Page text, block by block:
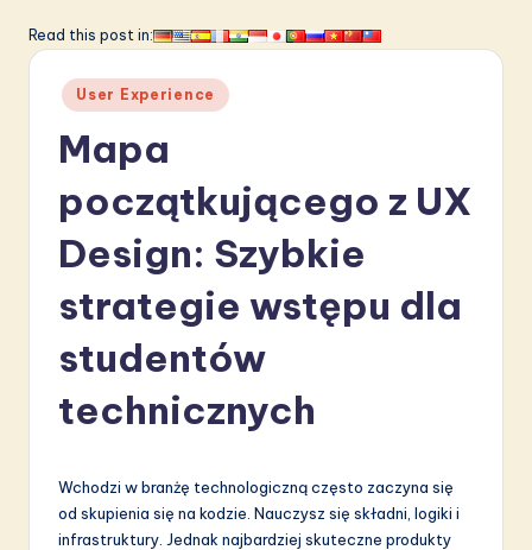
li
A
Read this post in:
Posted
in
User Experience
Mapa
początkującego z UX
Design: Szybkie
strategie wstępu dla
studentów
technicznych
Wchodzi w branżę technologiczną często zaczyna się
od skupienia się na kodzie. Nauczysz się składni, logiki i
infrastruktury. Jednak najbardziej skuteczne produkty